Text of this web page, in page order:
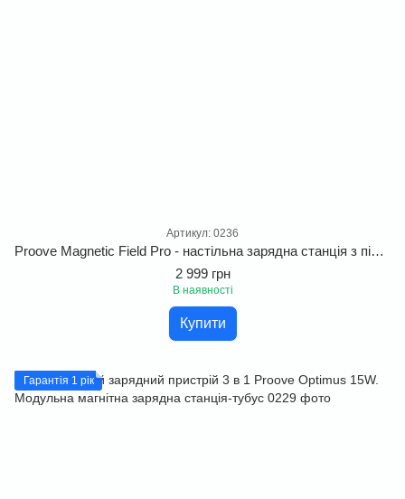
Артикул: 0236
Proove Magnetic Field Pro - настільна зарядна станція з підтримкою Qi2
2 999 грн
В наявності
Купити
Гарантія 1 рік